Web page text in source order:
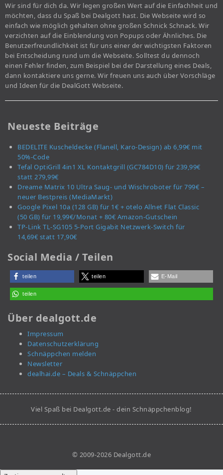
Wir sind für dich da. Wir legen großen Wert auf die Einfachheit und
möchten, dass du Spaß bei Dealgott hast. Die Webseite wird so
einfach wie möglich gehalten ohne großen Schnick Schnack. Wir
verzichten auf die Einblendung von Popups oder Ähnliches. Die
Benutzerfreundlichkeit ist für uns einer der wichtigsten Faktoren
bei Entscheidung rund um die Webseite. Solltest du dennoch
einen Fehler finden, zum Beispiel bei der Darstellung eines Deals,
dann kontaktiere uns gerne. Wir freuen uns auch über Vorschläge
und Ideen für die DealGott Webseite.
Neueste Beiträge
BEDELITE Kuscheldecke (Flanell, Karo-Design) ab 6,99€ mit
50%-Code
Tefal OptiGrill 4in1 XL Kontaktgrill (GC784D10) für 239,99€
statt 279,99€
Dreame Matrix 10 Ultra Saug- und Wischroboter für 799€ –
neuer Bestpreis (MediaMarkt)
Google Pixel 10a (128 GB) für 1€ + otelo Allnet Flat Classic
(50 GB) für 19,99€/Monat + 80€ Amazon-Gutschein
TP-Link TL-SG105 5-Port Gigabit Netzwerk-Switch für
14,69€ statt 17,90€
Social Media / Teilen
teilen teilen E-Mail
teilen
Über dealgott.de
Impressum
Datenschutzerklärung
Schnäppchen melden
Newsletter
dealhai.de – Deals & Schnäppchen
Viel Spaß bei Dealgott.de - dein Schnäppchenblog!
© 2009-2026 Dealgott.de